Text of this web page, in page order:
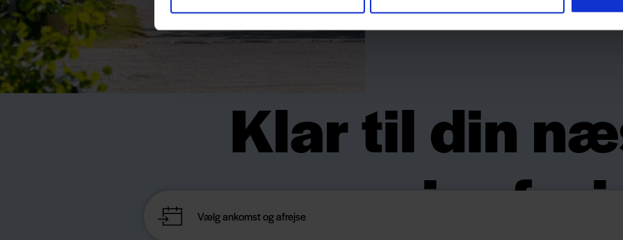
Klar til din